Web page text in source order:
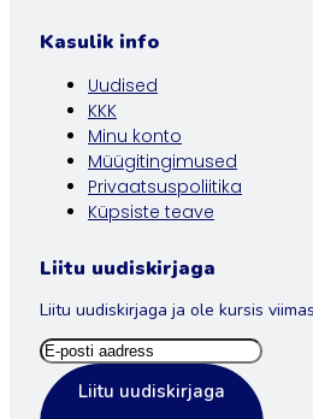
Kasulik info
Uudised
KKK
Minu konto
Müügitingimused
Privaatsuspoliitika
Küpsiste teave
Liitu uudiskirjaga
Liitu uudiskirjaga ja ole kursis
Liitu uudiskirjaga